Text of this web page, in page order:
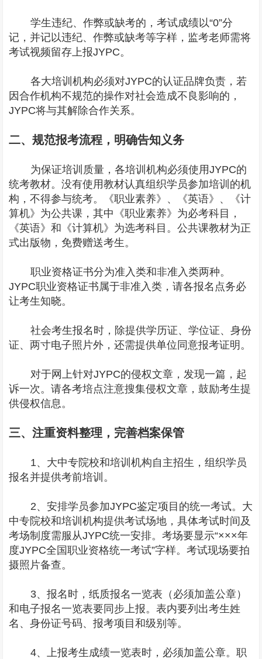
学生违纪、作弊或缺考的，考试成绩以“0”分
记，并记以违纪、作弊或缺考等字样，监考老师需将
考试视频留存上报JYPC。
各大培训机构必须对JYPC的认证品牌负责，若
因合作机构不规范的操作对社会造成不良影响的，
JYPC将与其解除合作关系。
二、规范报考流程，明确告知义务
为保证培训质量，各培训机构必须使用JYPC的
统考教材。没有使用教材认真组织学员参加培训的机
构，不得参与统考。《职业素养》、《英语》、《计
算机》为公共课，其中《职业素养》为必考科目，
《英语》和《计算机》为选考科目。公共课教材为正
式出版物，免费赠送考生。
职业资格证书分为准入类和非准入类两种。
JYPC职业资格证书属于非准入类，请各报名点务必
让考生知晓。
社会考生报名时，除提供学历证、学位证、身份
证、两寸电子照片外，还需提供单位同意报考证明。
对于网上针对JYPC的侵权文章，发现一篇，起
诉一次。请各考培点注意搜集侵权文章，鼓励考生提
供侵权信息。
三、注重资料整理，完善档案保管
1、大中专院校和培训机构自主招生，组织学员
报名并提供考前培训。
2、安排学员参加JYPC鉴定项目的统一考试。大
中专院校和培训机构提供考试场地，具体考试时间及
考场制度需服从JYPC统一安排。考场要显示“×××年
度JYPC全国职业资格统一考试”字样。考试现场要拍
摄照片备查。
3、报名时，纸质报名一览表（必须加盖公章）
和电子报名一览表要同步上报。表内要列出考生姓
名、身份证号码、报考项目和级别等。
4、上报考生成绩一览表时，必须加盖公章。职